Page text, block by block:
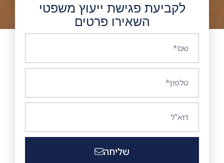
לקביעת פגישת ייעוץ משפטי
השאירו פרטים
שליחה